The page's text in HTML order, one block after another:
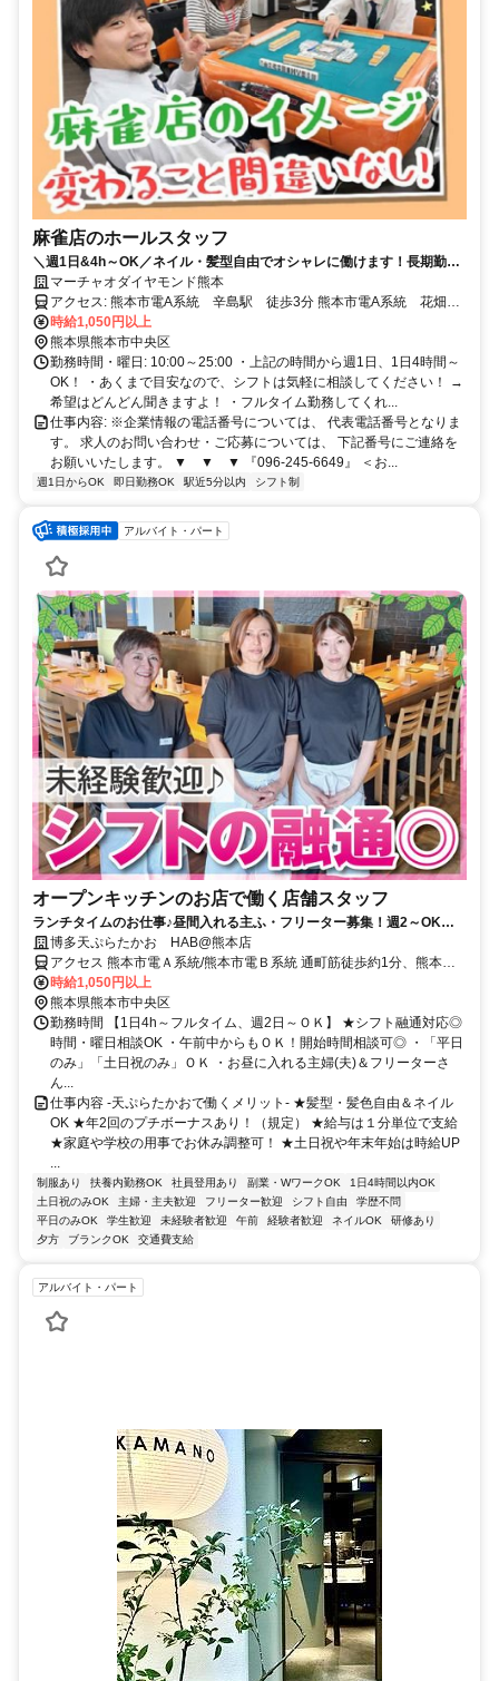
麻雀店のホールスタッフ
＼週1日&4h～OK／ネイル・髪型自由でオシャレに働けます！長期勤務
出来る方大歓迎！
マーチャオダイヤモンド熊本
アクセス: 熊本市電A系統 辛島駅 徒歩3分 熊本市電A系統 花畑
駅 徒歩4分
時給1,050円以上
熊本県熊本市中央区
勤務時間・曜日: 10:00～25:00 ・上記の時間から週1日、1日4時間～
OK！ ・あくまで目安なので、シフトは気軽に相談してください！ →
希望はどんどん聞きますよ！ ・フルタイム勤務してくれ...
仕事内容: ※企業情報の電話番号については、 代表電話番号となりま
す。 求人のお問い合わせ・ご応募については、 下記番号にご連絡を
お願いいたします。 ▼ ▼ ▼ 『096-245-6649』 ＜お...
週1日からOK 即日勤務OK 駅近5分以内 シフト制
アルバイト・パート
オープンキッチンのお店で働く店舗スタッフ
ランチタイムのお仕事♪昼間入れる主ふ・フリーター募集！週2～OK★
接客好きな方にピッタリ♪お休みが相談しやすい職場環境◎
博多天ぷらたかお HAB@熊本店
アクセス 熊本市電Ａ系統/熊本市電Ｂ系統 通町筋徒歩約1分、熊本市
電Ａ系統/熊本市電Ｂ系統 水道町徒歩約3分、熊本市電Ａ系統/熊本市
電Ｂ系統 熊本城・市役所前徒歩約3分
時給1,050円以上
熊本県熊本市中央区
勤務時間 【1日4h～フルタイム、週2日～ＯＫ】 ★シフト融通対応◎
時間・曜日相談OK ・午前中からもＯＫ！開始時間相談可◎ ・「平日
のみ」「土日祝のみ」ＯＫ ・お昼に入れる主婦(夫)＆フリーターさ
ん...
仕事内容 -天ぷらたかおで働くメリット- ★髪型・髪色自由＆ネイル
OK ★年2回のプチボーナスあり！（規定） ★給与は１分単位で支給
★家庭や学校の用事でお休み調整可！ ★土日祝や年末年始は時給UP
...
制服あり 扶養内勤務OK 社員登用あり 副業・WワークOK
1日4時間以内OK
土日祝のみOK
主婦・主夫歓迎 フリーター歓迎 シフト自由
学歴不問
平日のみOK
学生歓迎 未経験者歓迎 午前 経験者歓迎 ネイルOK
研修あり
夕方
ブランクOK 交通費支給
アルバイト・パート